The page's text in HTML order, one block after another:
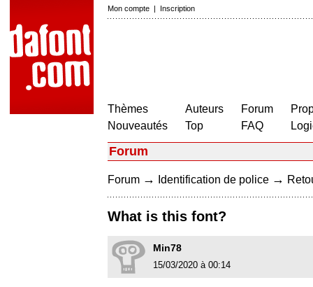
Mon compte | Inscription
Thèmes
Nouveautés
Auteurs
Top
Forum
FAQ
Forum
Forum → Identification de police →
What is this font?
Min78
15/03/2020 à 00:14